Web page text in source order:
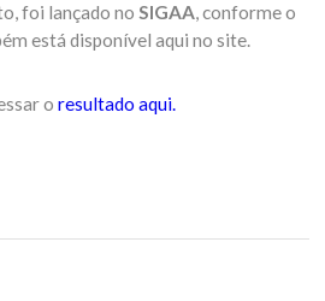
foi lançado noSIGAA, conforme o
está disponível aqui no site.
oresultado aqui.